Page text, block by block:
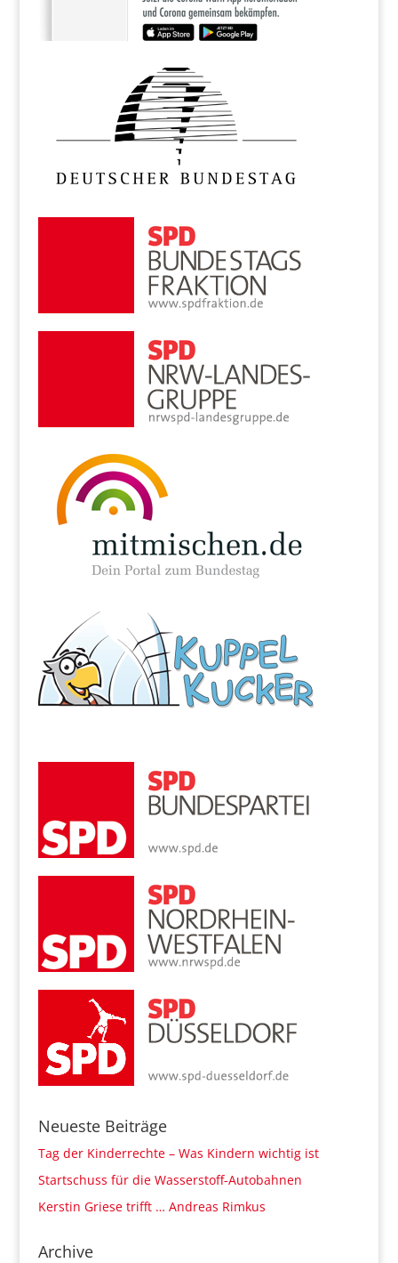
Neueste Beiträge
Tag der Kinderrechte – Was Kindern wichtig ist
Startschuss für die Wasserstoff-Autobahnen
Kerstin Griese trifft … Andreas Rimkus
Archive